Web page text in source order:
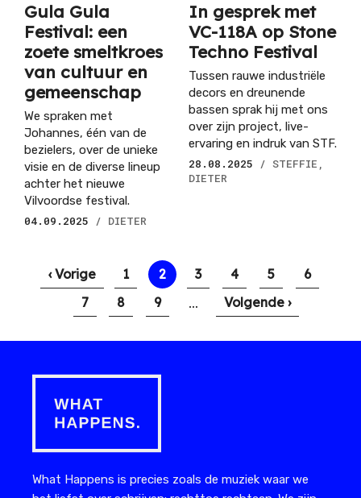
Gula Gula
Festival: een
zoete smeltkroes
van cultuur en
gemeenschap
We spraken met
Johannes, één van de
bezielers, over de unieke
visie en de diverse lineup
achter het nieuwe
Vilvoordse festival.
04.09.2025
/ DIETER
In gesprek met
VC-118A op Stone
Techno Festival
Tussen rauwe industriële
decors en dreunende
bassen sprak hij met ons
over zijn project, live-
ervaring en indruk van STF.
28.08.2025
/ STEFFIE,
DIETER
Paginering
Vorige
pagina
‹ Vorige Pagina
1
Huidige
pagina
2 Pagina
3 Pagina
4 Pagina
5 Pagina
6
Pagina
7 Pagina
8 Pagina
9 …
Volgende
Volgende ›
What Happens is precies zoals de muziek waar we